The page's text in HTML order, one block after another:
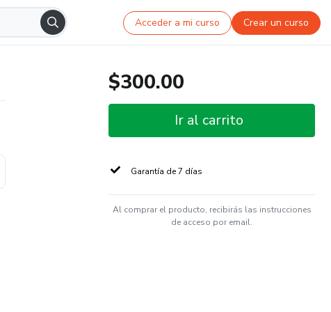
Acceder a mi curso Crear un curso
$300.00
Ir al carrito
Garantía de 7 días
Al comprar el producto, recibirás las instrucciones
de acceso por email.